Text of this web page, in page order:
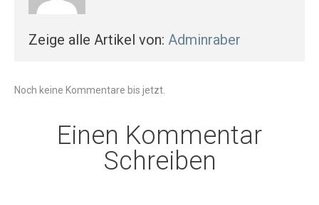
Zeige alle Artikel von: Adminraber
Noch keine Kommentare bis jetzt.
Einen Kommentar
Schreiben